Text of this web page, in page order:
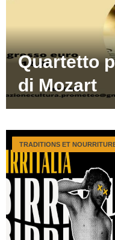
Quartetto
di Mozart
TRADITIONS ET